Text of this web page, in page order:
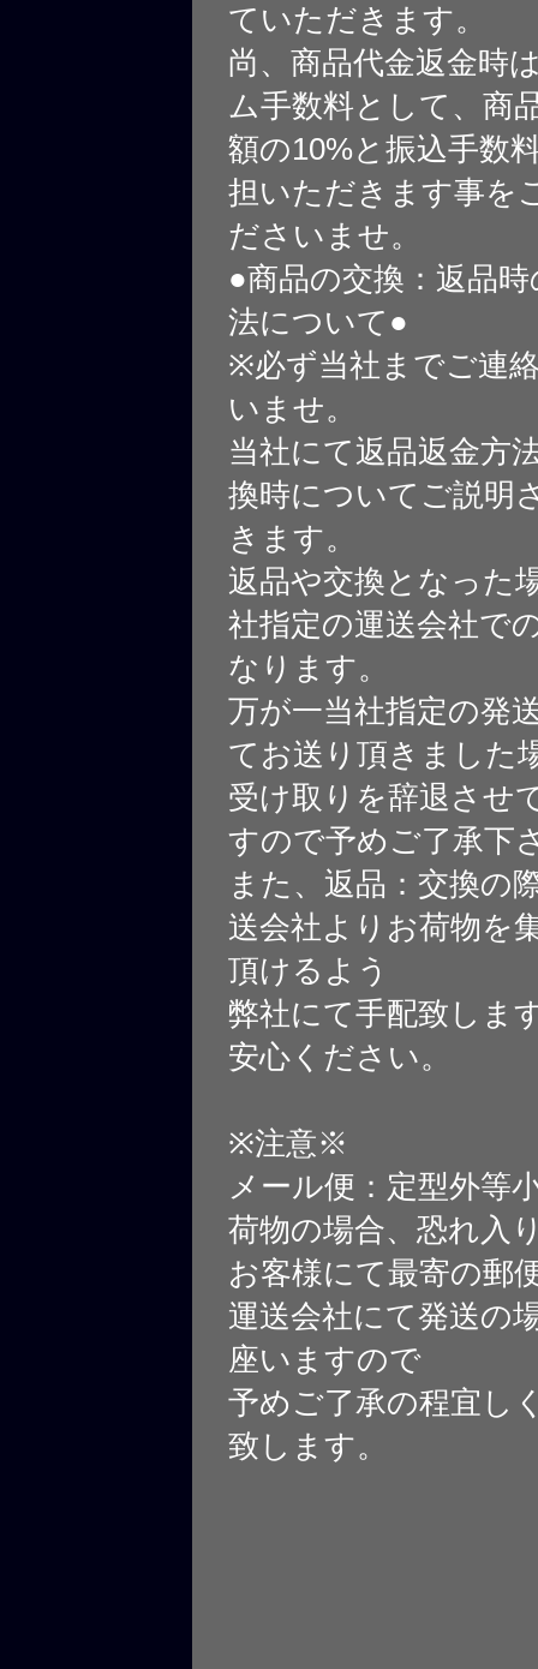
ていただきます。
尚、商品代金返金時
ム手数料として、商
額の10%と振込手数
担いただきます事を
ださいませ。
●商品の交換：返品
法について●
※必ず当社までご連
いませ。
当社にて返品返金方
換時についてご説明
きます。
返品や交換となった
社指定の運送会社で
なります。
万が一当社指定の発
てお送り頂きました
受け取りを辞退させ
すので予めご了承下
また、返品：交換の
送会社よりお荷物を
頂けるよう
弊社にて手配致しま
安心ください。
※注意※
メール便：定型外等
荷物の場合、恐れ入
お客様にて最寄の郵
運送会社にて発送の
座いますので
予めご了承の程宜し
致します。